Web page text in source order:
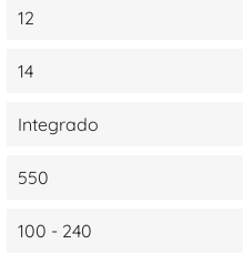
12
14
Integrado
550
100 - 240